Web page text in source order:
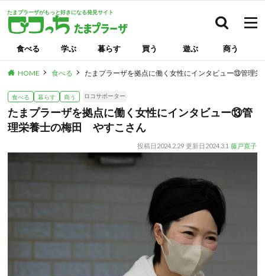
たまプラーザがもっと好きになる発見サイト
食べる 学ぶ 暮らす 買う 遊ぶ 商う
HOME 食べる たまプラーザを拠点に働く女性にインタビュー⑬管理
食べる 暮らす 商う ロコサポーター
たまプラーザを拠点に働く女性にインタビュー⑬管
理栄養士の梅田 やすこさん
投稿日 2024.2.29 更新日 2024.3.1 藤戸寛子